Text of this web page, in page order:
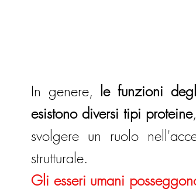
In genere, le funzioni
esistono diversi tipi proteine
svolgere un ruolo
strutturale.
Gli esseri umani